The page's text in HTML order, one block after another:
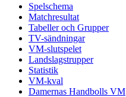
Spelschema
Matchresultat
Tabeller och Grupper
TV-sändningar
VM-slutspelet
Landslagstrupper
Statistik
VM-kval
Damernas Handbolls VM